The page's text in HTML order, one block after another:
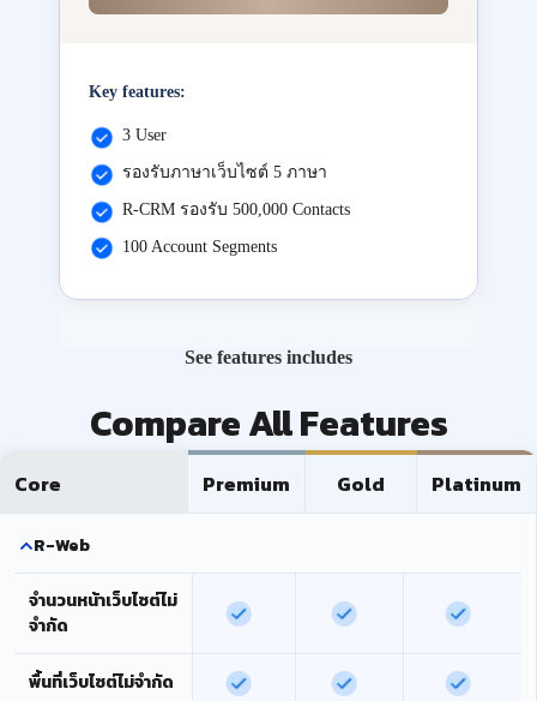
Key features:
3 User
รองรับภาษาเว็บไซต์ 5 ภาษา
R-CRM รองรับ 500,000 Contacts
100 Account Segments
See features includes
Compare All Features
Core Premium Gold Platinum
R-Web
จำนวนหน้าเว็บไซต์ไม่
จำกัด
พื้นที่เว็บไซต์ไม่จำกัด